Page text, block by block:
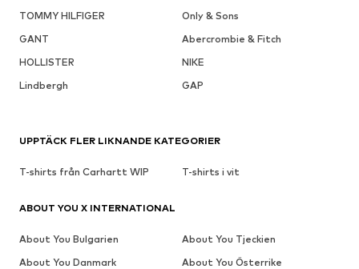
TOMMY HILFIGER
Only & Sons
GANT
Abercrombie & Fitch
HOLLISTER
NIKE
Lindbergh
GAP
UPPTÄCK FLER LIKNANDE KATEGORIER
T-shirts från Carhartt WIP T-shirts i vit
ABOUT YOU X INTERNATIONAL
About You Bulgarien
About You Tjeckien
About You Danmark
About You Österrike